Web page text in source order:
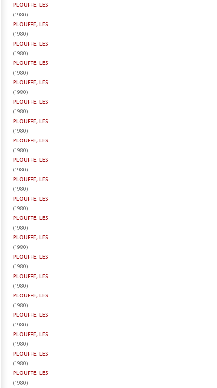
PLOUFFE, LES
(1980)
PLOUFFE, LES
(1980)
PLOUFFE, LES
(1980)
PLOUFFE, LES
(1980)
PLOUFFE, LES
(1980)
PLOUFFE, LES
(1980)
PLOUFFE, LES
(1980)
PLOUFFE, LES
(1980)
PLOUFFE, LES
(1980)
PLOUFFE, LES
(1980)
PLOUFFE, LES
(1980)
PLOUFFE, LES
(1980)
PLOUFFE, LES
(1980)
PLOUFFE, LES
(1980)
PLOUFFE, LES
(1980)
PLOUFFE, LES
(1980)
PLOUFFE, LES
(1980)
PLOUFFE, LES
(1980)
PLOUFFE, LES
(1980)
PLOUFFE, LES
(1980)